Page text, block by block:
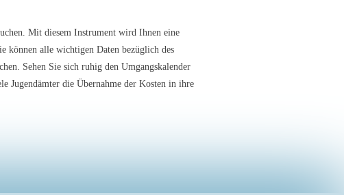
Mit diesem Instrument wird Ihnen eine
können alle wichtigen Daten bezüglich des
Sehen Sie sich ruhig den Umgangskalender
Jugendämter die Übernahme der Kosten in ihre